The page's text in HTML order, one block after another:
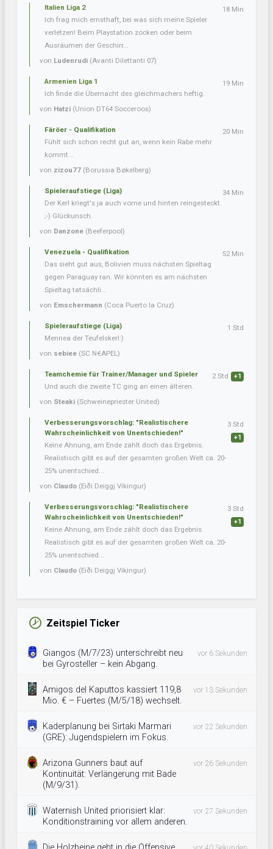
Italien Liga 2
Ich frag mich ernsthaft, bei was sich meine Spieler
verletzen! Beim Playstation zocken oder beim
Ausräumen der Geschirr...
von Ludenrudi (Avanti Dilettanti 07)
18 Min
Armenien Liga 1
Ich finde die Übernacht des gleichmachers heftig.
von Hatzi (Union DT64 Socceroos)
19 Min
Färöer - Qualifikation
Fühlt sich schon recht gut an, wenn kein Rabe mehr
kommt...
von zizou77 (Borussia Bøkelberg)
20 Min
Spieleraufstiege (Liga)
Der Kerl kriegt's ja auch vorne und hinten reingesteckt.
;-) Glückunsch.
von Danzone (Beeferpool)
34 Min
Venezuela - Qualifikation
Das sieht gut aus, Bolivien muss nächsten Spieltag
gegen Paraguay ran. Wir könnten es am nächsten
Spieltag tatsächli...
von Emschermann (Coca Puerto la Cruz)
52 Min
Spieleraufstiege (Liga)
Mennea der Teufelskerl:)
von sebiee (SC N€APEL)
1 Std
Teamchemie für Trainer/Manager und Spieler
Und auch die zweite TC ging an einen älteren.
von Steaki (Schweinepriester United)
2 Std +1
Verbesserungsvorschlag: "Realistischere
Wahrscheinlichkeit von Unentschieden!"
Keine Ahnung, am Ende zählt doch das Ergebnis.
Realistisch gibt es auf der gesamten großen Welt ca. 20-
25% unentschied...
von Claudo (Eiði Deiggj Víkingur)
3 Std
+1
Verbesserungsvorschlag: "Realistischere
Wahrscheinlichkeit von Unentschieden!"
Keine Ahnung, am Ende zählt doch das Ergebnis.
Realistisch gibt es auf der gesamten großen Welt ca. 20-
25% unentschied...
von Claudo (Eiði Deiggj Víkingur)
3 Std
+1
Zeitspiel Ticker
Giangos (M/7/23) unterschreibt neu
bei Gyrosteller – kein Abgang.
vor 6 Sekunden
Amigos del Kaputtos kassiert 119,8
Mio. € – Fuertes (M/5/18) wechselt.
vor 13 Sekunden
Kaderplanung bei Sirtaki Marmari
(GRE): Jugendspielern im Fokus.
vor 22 Sekunden
Arizona Gunners baut auf
Kontinuität: Verlängerung mit Bade
(M/9/31).
vor 26 Sekunden
Waternish United priorisiert klar:
Konditionstraining vor allem anderen.
vor 27 Sekunden